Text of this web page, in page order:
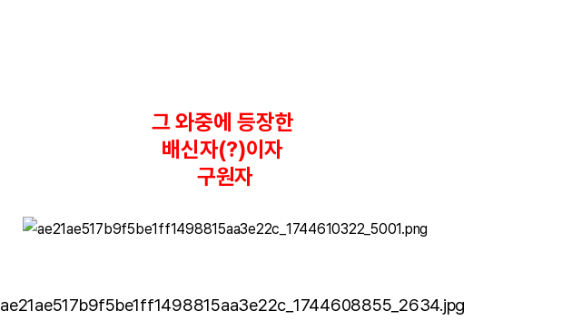
그 와중에 등장한
배신자(?)이자
구원자